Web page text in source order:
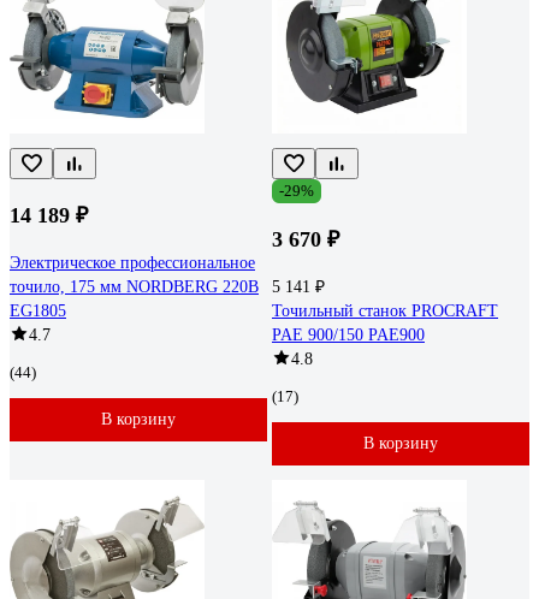
14 189 ₽
Электрическое профессиональное
точило, 175 мм NORDBERG 220В
EG1805
4.7
(44)
В корзину
-29%
3 670 ₽
5 141 ₽
Точильный станок PROCRAFT
PAE 900/150 PAE900
4.8
(17)
В корзину